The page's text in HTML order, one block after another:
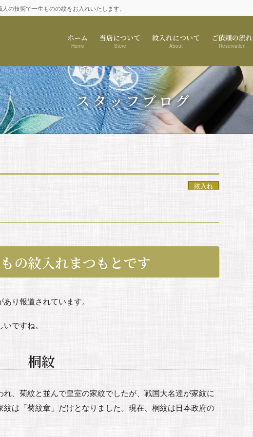
の技術で一生ものの紋をお入れいたします。
ホーム
Home
当店について
Store
紋入れについて
About
ご依頼の流れ
Reservation
スタッフブログ
紋入れ
の紋入れまつもとです
り報道されています。
ですね。
桐紋
、菊紋と並んで皇室の家紋でしたが、戦国大名達が家紋に
は「菊紋章」だけとなりました。現在、桐紋は日本政府の